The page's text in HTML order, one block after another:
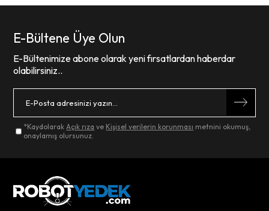
E-Bültene Üye Olun
E-Bültenimize abone olarak yeni fırsatlardan haberdar
olabilirsiniz..
*KaydolarakAçık rıza ve Kişisel verilerin korunması metnini okumuş,
onaylamış olursunuz.